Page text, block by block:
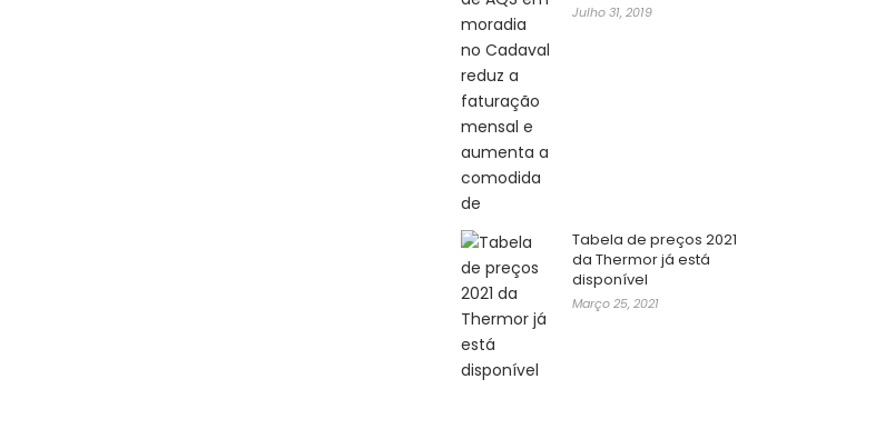
Julho 31, 2019
Tabela de preços 2021
da Thermor já está
disponível
Março 25, 2021